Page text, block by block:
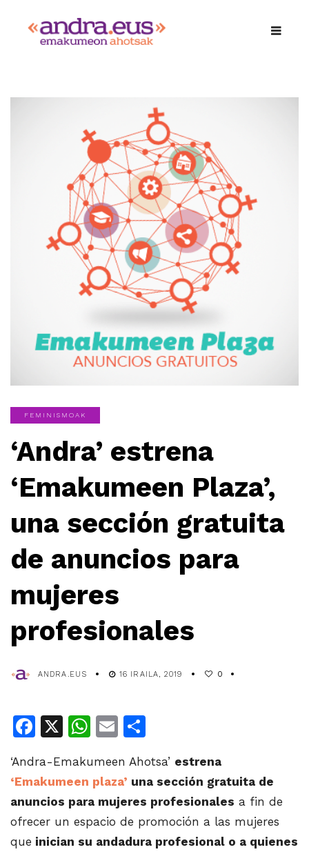
FEMINISMOAK
‘Andra’ estrena
‘Emakumeen Plaza’,
una sección gratuita
de anuncios para
mujeres
profesionales
ANDRA.EUS 16 IRAILA, 2019 0
Facebook
X WhatsApp
Email
‘Andra-Emakumeen Ahotsa’ estrena
‘Emakumeen plaza’ una sección gratuita de
anuncios para mujeres profesionales a fin de
ofrecer un espacio de promoción a las mujeres
que inician su andadura profesional o a quienes